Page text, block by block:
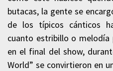
butacas, la gente se
de los típicos cánticos
cuanto estribillo o melodía
en el final del show,
World” se convirtieron en